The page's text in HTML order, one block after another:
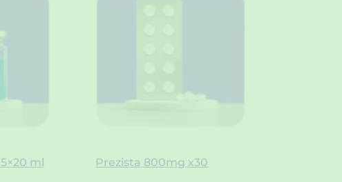
ml Prezista 800mg x30